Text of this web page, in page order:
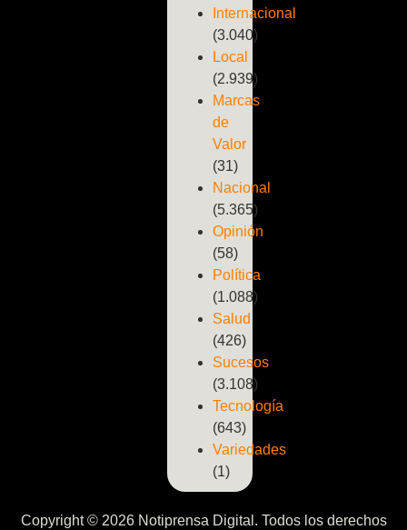
Internacional
(3.040)
Local
(2.939)
Marcas
de
Valor
(31)
Nacional
(5.365)
Opinión
(58)
Política
(1.088)
Salud
(426)
Sucesos
(3.108)
Tecnología
(643)
Variedades
(1)
Copyright © 2026 Notiprensa Digital. Todos los derechos